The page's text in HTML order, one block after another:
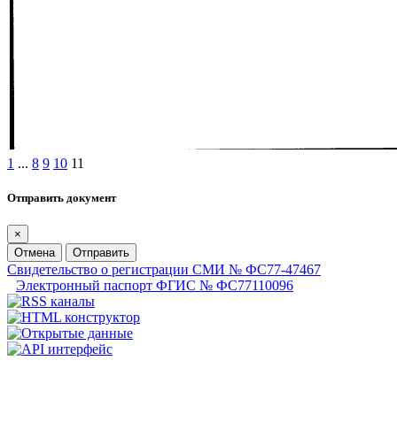
1 ... 8 9 10 11
Отправить документ
×
Отмена
Отправить
Свидетельство о регистрации СМИ № ФС77-47467
Электронный паспорт ФГИС № ФС77110096